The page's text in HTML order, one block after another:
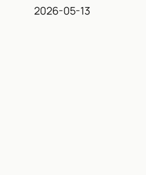
2026-05-13